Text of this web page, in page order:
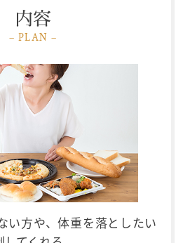
内容
– PLAN –
い方や、体重を落としたい